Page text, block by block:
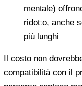
mentale)
ridotto, anche
più lunghi
Il costo non
compatibilità con il